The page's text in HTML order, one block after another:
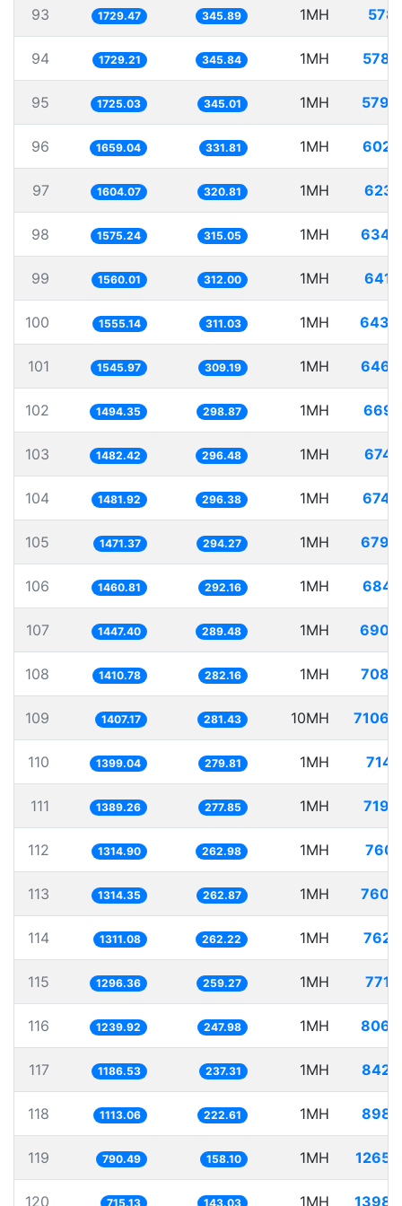
93 1729.47 345.89 1MH
94 1729.21 345.84 1MH
95 1725.03 345.01 1MH
96 1659.04 331.81 1MH
97 1604.07 320.81 1MH
98 1575.24 315.05 1MH
99 1560.01 312.00 1MH
100 1555.14 311.03 1MH
101 1545.97 309.19 1MH
102 1494.35 298.87 1MH
103 1482.42 296.48 1MH
104 1481.92 296.38 1MH
105 1471.37 294.27 1MH
106 1460.81 292.16 1MH
107 1447.40 289.48 1MH
108 1410.78 282.16 1MH
109 1407.17 281.43 10MH
110 1399.04 279.81 1MH
111 1389.26 277.85 1MH
112 1314.90 262.98 1MH
113 1314.35 262.87 1MH
114 1311.08 262.22 1MH
115 1296.36 259.27 1MH
116 1239.92 247.98 1MH
117 1186.53 237.31 1MH
118 1113.06 222.61 1MH
119 790.49 158.10 1MH
120 715.13 143.03 1MH